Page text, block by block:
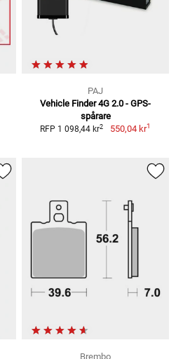
PAJ
Vehicle Finder 4G 2.0 - GPS-
spårare
RFP 1 098,44 kr2 550,04 kr1
Brembo